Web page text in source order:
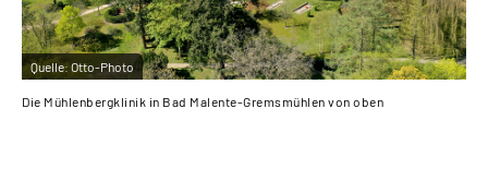
Quelle: Otto-Photo
Die Mühlenbergklinik in Bad Malente-Gremsmühlen von oben